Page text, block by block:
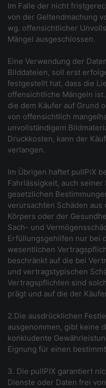
Im Falle der nicht
von der Geltendmachung
wg. offensichtlicher
Mängel ausgeschlossen.
Eine Verwendung der
Bilddateien, soll erst
festgestellt hat, dass die
offensichtliche Mängeln
die dem Käufer auf Grund
von offensichtlich
unvollständigem
Druckkosten, kann der
verlangen.
Im Übrigen haftet pullPiX
Fahrlässigkeit, auch
gesetzlichen
verursachten Schäden
Körpers oder der
Sach- und
Erfüllungsgehilfen nur bei
wesentlichen
beschränkt auf die bei
und vertragstypischen
Vertragspflichten sind
prägt und auf die der
2.Die ausdrücklichen
ausgenommen, gibt keine
konkludente
Eignung für einen
3. Die pullPIX garantiert
Dienste oder Daten frei